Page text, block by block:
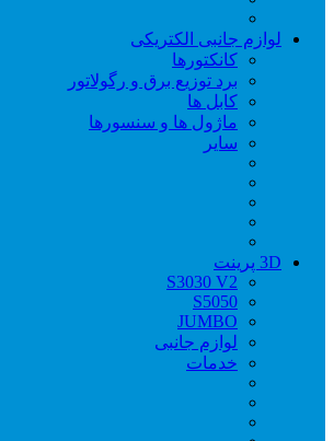
لوازم جانبی الکتریکی
کانکتورها
برد توزیع برق و رگولاتور
کابل ها
ماژول ها و سنسورها
سایر
3D پرینت
S3030 V2
S5050
JUMBO
لوازم جانبی
خدمات